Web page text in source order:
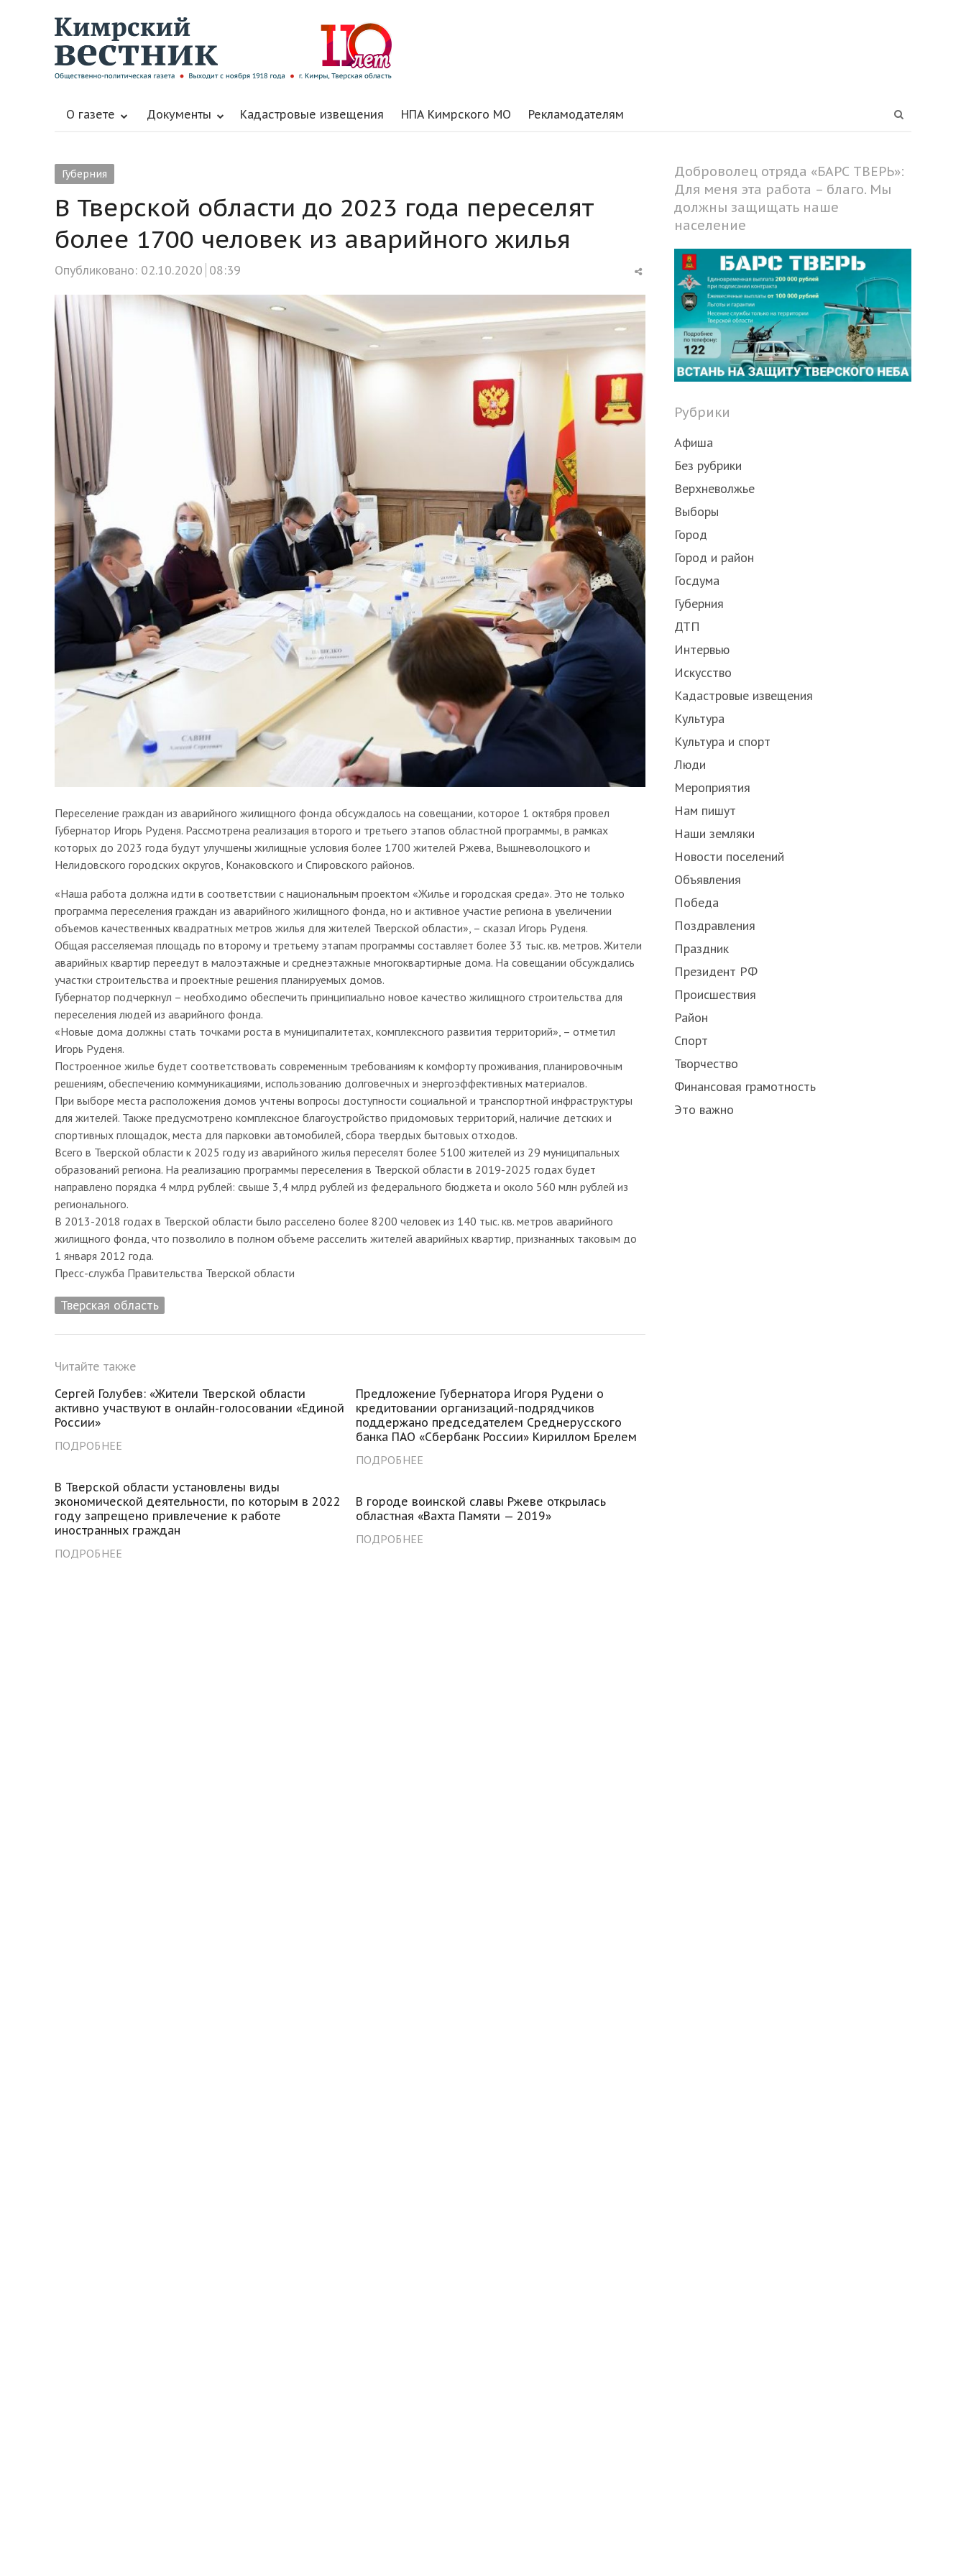
О газете Документы Кадастровые извещения НПА Кимрского МО Рекламодателям
Губерния
В Тверской области до 2023 года переселят
более 1700 человек из аварийного жилья
Опубликовано: 02.10.2020 08:39
Share
post
Переселение граждан из аварийного жилищного фонда обсуждалось на совещании, которое 1 октября провел
Губернатор Игорь Руденя. Рассмотрена реализация второго и третьего этапов областной программы, в рамках
которых до 2023 года будут улучшены жилищные условия более 1700 жителей Ржева, Вышневолоцкого и
Нелидовского городских округов, Конаковского и Спировского районов.
«Наша работа должна идти в соответствии с национальным проектом «Жилье и городская среда». Это не только
программа переселения граждан из аварийного жилищного фонда, но и активное участие региона в увеличении
объемов качественных квадратных метров жилья для жителей Тверской области», – сказал Игорь Руденя.
Общая расселяемая площадь по второму и третьему этапам программы составляет более 33 тыс. кв. метров. Жители
аварийных квартир переедут в малоэтажные и среднеэтажные многоквартирные дома. На совещании обсуждались
участки строительства и проектные решения планируемых домов.
Губернатор подчеркнул – необходимо обеспечить принципиально новое качество жилищного строительства для
переселения людей из аварийного фонда.
«Новые дома должны стать точками роста в муниципалитетах, комплексного развития территорий», – отметил
Игорь Руденя.
Построенное жилье будет соответствовать современным требованиям к комфорту проживания, планировочным
решениям, обеспечению коммуникациями, использованию долговечных и энергоэффективных материалов.
При выборе места расположения домов учтены вопросы доступности социальной и транспортной инфраструктуры
для жителей. Также предусмотрено комплексное благоустройство придомовых территорий, наличие детских и
спортивных площадок, места для парковки автомобилей, сбора твердых бытовых отходов.
Всего в Тверской области к 2025 году из аварийного жилья переселят более 5100 жителей из 29 муниципальных
образований региона. На реализацию программы переселения в Тверской области в 2019-2025 годах будет
направлено порядка 4 млрд рублей: свыше 3,4 млрд рублей из федерального бюджета и около 560 млн рублей из
регионального.
В 2013-2018 годах в Тверской области было расселено более 8200 человек из 140 тыс. кв. метров аварийного
жилищного фонда, что позволило в полном объеме расселить жителей аварийных квартир, признанных таковым до
1 января 2012 года.
Пресс-служба Правительства Тверской области
Тверская область
Читайте также
Сергей Голубев: «Жители Тверской области
активно участвуют в онлайн-голосовании «Единой
России»
ПОДРОБНЕЕ
Предложение Губернатора Игоря Рудени о
кредитовании организаций-подрядчиков
поддержано председателем Среднерусского
банка ПАО «Сбербанк России» Кириллом Брелем
ПОДРОБНЕЕ
В Тверской области установлены виды
экономической деятельности, по которым в 2022
году запрещено привлечение к работе
иностранных граждан
ПОДРОБНЕЕ
В городе воинской славы Ржеве открылась
областная «Вахта Памяти — 2019»
ПОДРОБНЕЕ
Доброволец отряда «БАРС ТВЕРЬ»:
Для меня эта работа – благо. Мы
должны защищать наше
население
Рубрики
Афиша
Без рубрики
Верхневолжье
Выборы
Город
Город и район
Госдума
Губерния
ДТП
Интервью
Искусство
Кадастровые извещения
Культура
Культура и спорт
Люди
Мероприятия
Нам пишут
Наши земляки
Новости поселений
Объявления
Победа
Поздравления
Праздник
Президент РФ
Происшествия
Район
Спорт
Творчество
Финансовая грамотность
Это важно